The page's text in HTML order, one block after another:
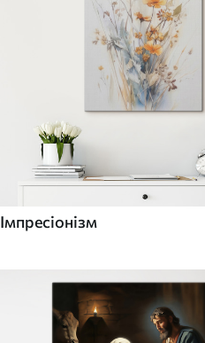
Імпресіонізм